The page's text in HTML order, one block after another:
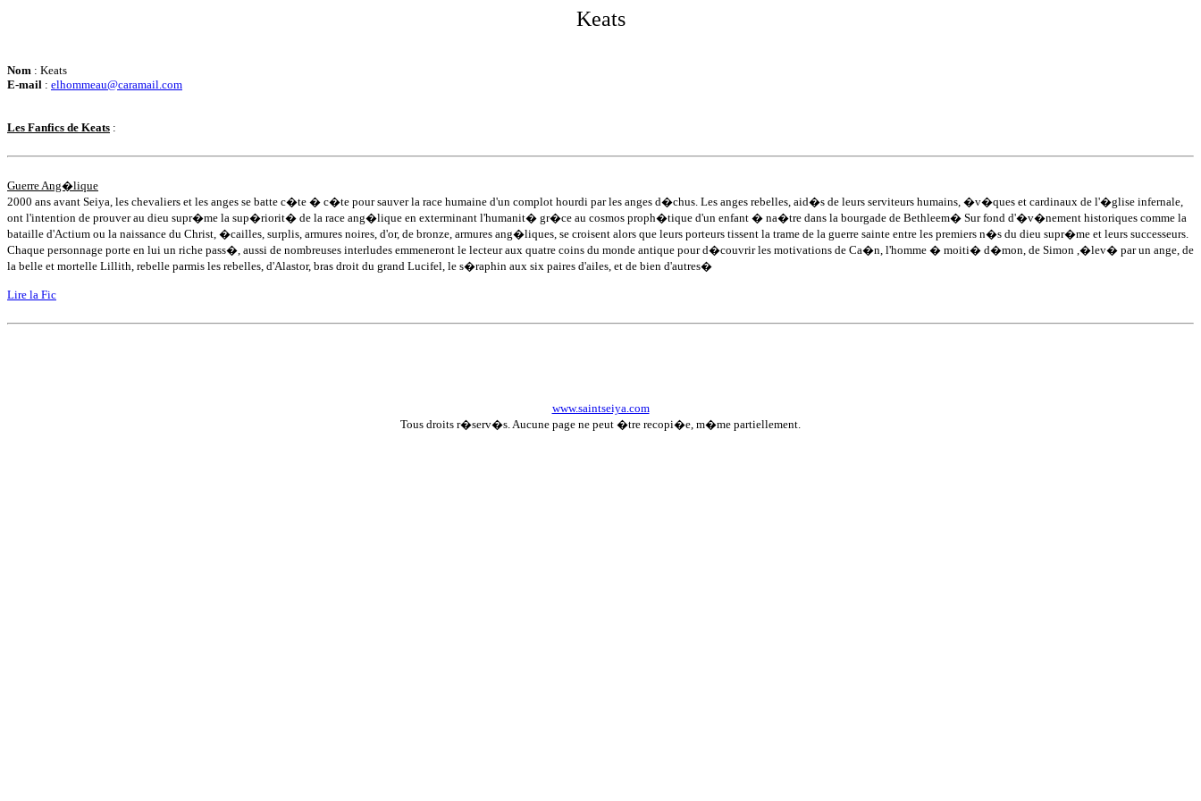
Keats
Nom : Keats
E-mail : elhommeau@caramail.com
Les Fanfics de Keats :
Guerre Ang�lique
2000 ans avant Seiya, les chevaliers et les anges se batte c�te � c�te pour sauver la race humaine d'un complot hourdi par les anges d�chus. Les anges rebelles, aid�s de leurs serviteurs humains, �v�ques et cardinaux de l'�glise infernale,
ont l'intention de prouver au dieu supr�me la sup�riorit� de la race ang�lique en exterminant l'humanit� gr�ce au cosmos proph�tique d'un enfant � na�tre dans la bourgade de Bethleem� Sur fond d'�v�nement historiques comme la
bataille d'Actium ou la naissance du Christ, �cailles, surplis, armures noires, d'or, de bronze, armures ang�liques, se croisent alors que leurs porteurs tissent la trame de la guerre sainte entre les premiers n�s du dieu supr�me et leurs successeurs.
Chaque personnage porte en lui un riche pass�, aussi de nombreuses interludes emmeneront le lecteur aux quatre coins du monde antique pour d�couvrir les motivations de Ca�n, l'homme � moiti� d�mon, de Simon ,�lev� par un ange, de
la belle et mortelle Lillith, rebelle parmis les rebelles, d'Alastor, bras droit du grand Lucifel, le s�raphin aux six paires d'ailes, et de bien d'autres�
Lire la Fic
www.saintseiya.com
Tous droits r�serv�s. Aucune page ne peut �tre recopi�e, m�me partiellement.